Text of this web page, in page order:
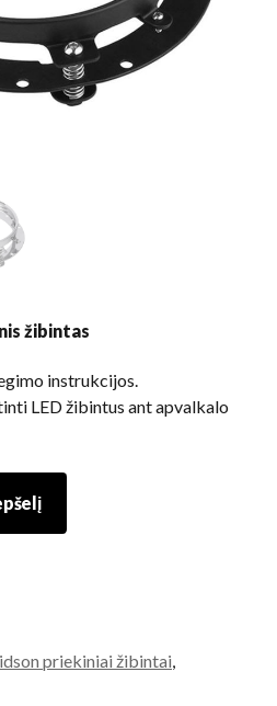
žibintas
instrukcijos.
LED žibintus ant apvalkalo
priekiniai žibintai